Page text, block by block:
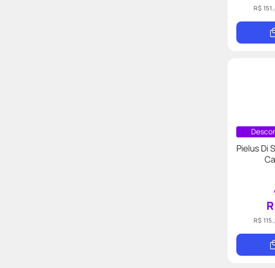
R$
Pielus Di
R$